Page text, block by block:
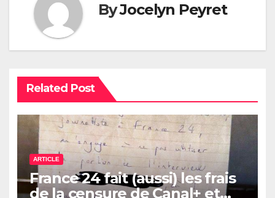
ByJocelyn Peyret
Related Post
ARTICLE
France 24 fait (aussi) les frais
de la censure de Canal+ et